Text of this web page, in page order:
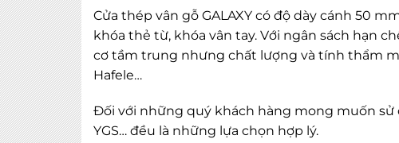
Cửa thép vân gỗ GALAXY có độ dày cánh 50
khóa thẻ từ, khóa vân tay. Với ngân sách hạn
cơ tầm trung nhưng chất lượng và tính thẩm
Hafele…
Đối với những quý khách hàng mong muốn sử
YGS… đều là những lựa chọn hợp lý.